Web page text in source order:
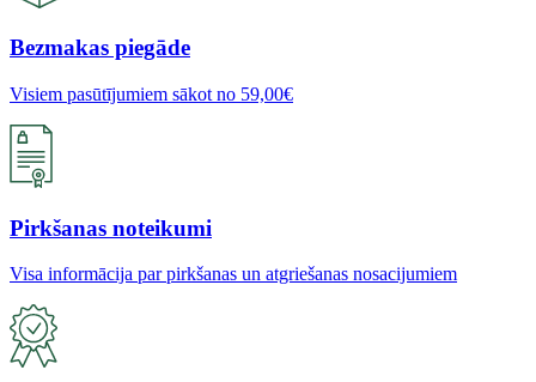
Bezmakas piegāde
Visiem pasūtījumiem sākot no 59,00€
Pirkšanas noteikumi
Visa informācija par pirkšanas un atgriešanas nosacijumiem